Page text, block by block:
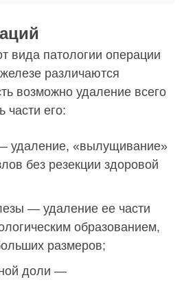
вида патологии операции
различаются
возможно удаление всего
части его:
удаление, «вылущивание»
без резекции здоровой
— удаление ее части
образованием,
размеров;
доли —